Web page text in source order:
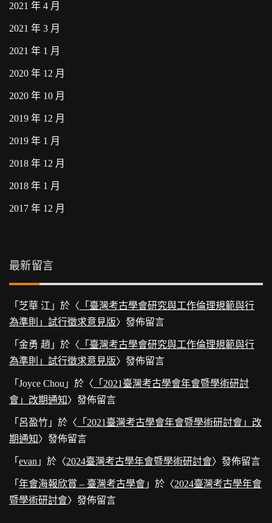
2021 年 4 月
2021 年 3 月
2021 年 1 月
2020 年 12 月
2020 年 10 月
2019 年 12 月
2019 年 1 月
2018 年 12 月
2018 年 1 月
2017 年 12 月
最新留言
「 芝華 江 」於〈 「臺灣考古學會研究與工作倫理規範與行
為準則」試行徵求意見版〉發佈留言
「 金勇 趙 」於〈 「臺灣考古學會研究與工作倫理規範與行
為準則」試行徵求意見版〉發佈留言
「 Joyce Chou 」於〈 「2021臺灣考古學會年會暨學術研討
會」改期通知〉發佈留言
「 呂盈竹 」於〈 「2021臺灣考古學會年會暨學術研討會」改
期通知〉發佈留言
「 evan 」於〈2024臺灣考古學年會暨學術研討會〉發佈留言
「 年會海報欣賞 – 臺灣考古學會 」於〈2024臺灣考古學年會
暨學術研討會〉發佈留言